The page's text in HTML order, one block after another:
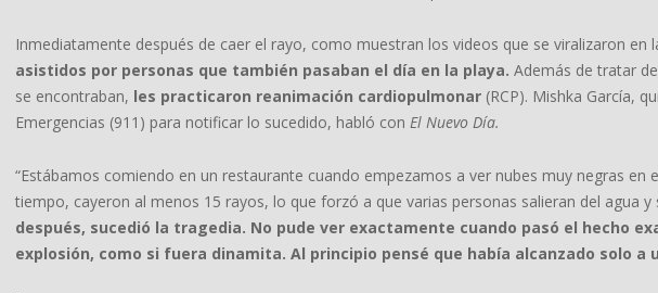
Inmediatamente después de caer el rayo, como muestran los videos que se viralizaron en
asistidos por personas que también pasaban el día en la playa. Además de tratar
se encontraban, les practicaron reanimación cardiopulmonar (RCP). Mishka García,
Emergencias (911) para notificar lo sucedido, habló con El Nuevo Día.
“Estábamos comiendo en un restaurante cuando empezamos a ver nubes muy negras en
tiempo, cayeron al menos 15 rayos, lo que forzó a que varias personas salieran del agua y
después, sucedió la tragedia. No pude ver exactamente cuando pasó el hecho
explosión, como si fuera dinamita. Al principio pensé que había alcanzado solo a